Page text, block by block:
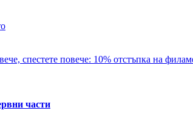
спестете повече: 10% отстъпка на
части